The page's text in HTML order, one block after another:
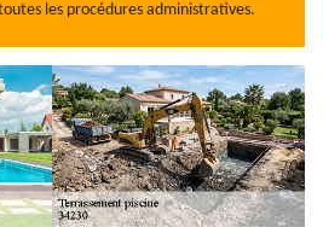
les procédures administratives.